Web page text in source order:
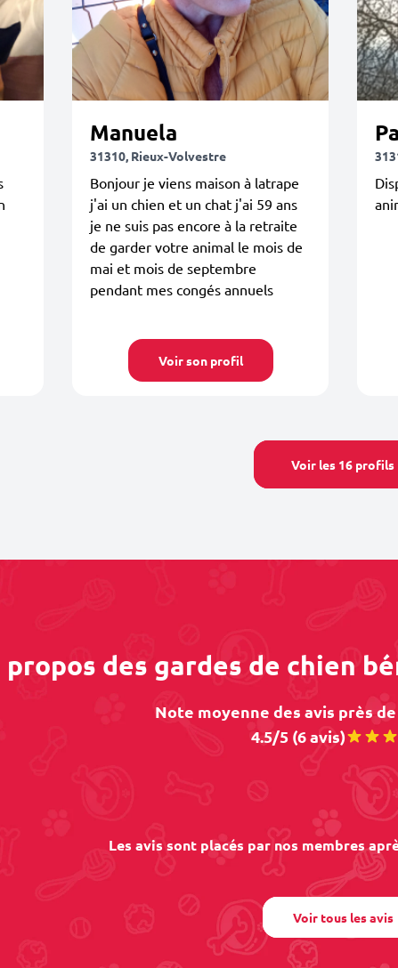
Manuela
31310, Rieux-Volvestre
Bonjour je viens maison à latrape
j'ai un chien et un chat j'ai 59 ans
je ne suis pas encore à la retraite
de garder votre animal le mois de
mai et mois de septembre
pendant mes congés annuels
Voir son profil
Voir les 16 profils
propos des gardes de chien
Note moyenne des avis près
4.5/5 (6 avis)
Les avis sont placés par nos membres
Voir tous les avis